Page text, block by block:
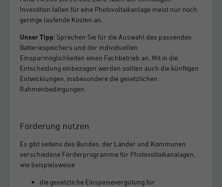
Investition fallen für eine Photovoltaikanlage meist nur noch
geringe laufende Kosten an.
Unser Tipp: Sprechen Sie für die Auswahl des passenden
Batteriespeichers und der individuellen
Einsparmöglichkeiten einen Fachbetrieb an. Mit in die
Entscheidung einbezogen werden sollten auch die künftigen
Entwicklungen, insbesondere die gesetzlichen
Rahmenbedingungen.
Förderung nutzen
Es gibt seitens des Bundes, der Länder und Kommunen
verschiedene Förderprogramme für Photovoltaikanalagen,
wie beispielsweise
die gesetzliche Einspeisevergütung für